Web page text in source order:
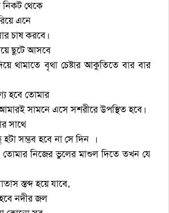
নিকট থেকে
এনে
চাষ করবে।
ছুটে আসবে
থামাতে বৃথা চেষ্টার আকুতিতে বার বার
হবে তোমার
সামনে এসে সশরীরে উপস্থিত হবে।
সাথে
সম্ভব হবে না সে দিন ।
তোমার নিজের ভুলের মাশুল দিতে তখন যে
স্তব্দ হয়ে যাবে,
নদীর জল